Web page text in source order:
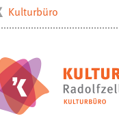
Kulturbüro
Musikschule
Stadtarchiv
Stadtmuseum